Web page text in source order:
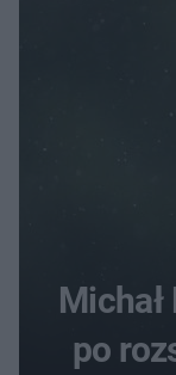
po